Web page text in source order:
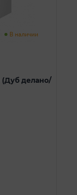
В наличии
делано/